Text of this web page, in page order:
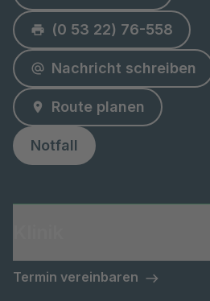
(0 53 22) 76-558
Nachricht schreiben
Route planen
Notfall
Termin vereinbaren